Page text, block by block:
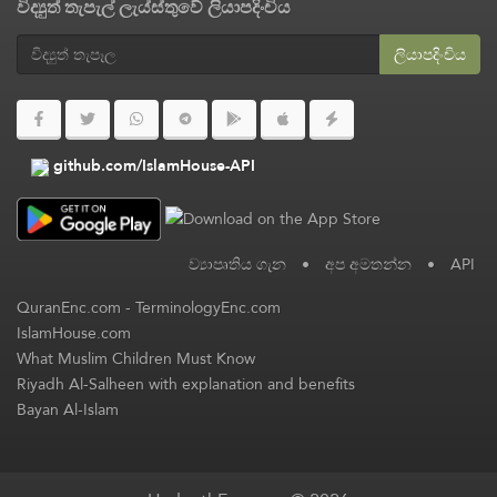
විද්‍යුත් තැපැල් ලැය්ස්තුවේ ලියාපදිංචිය
ලියාපදිංචිය
github.com/IslamHouse-API
ව්‍යාපෘතිය ගැන • අප අමතන්න • API
QuranEnc.com-TerminologyEnc.com
IslamHouse.com
What Muslim Children Must Know
Riyadh Al-Salheen with explanation and benefits
Bayan Al-Islam